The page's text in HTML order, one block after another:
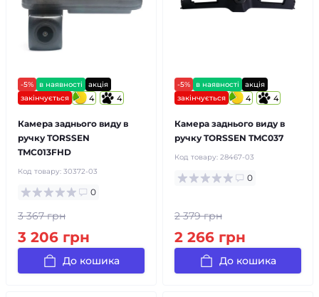
-5% в наявності
акція
закінчується
4 4
Камера заднього виду в
ручку TORSSEN
TMC013FHD
Код товару: 30372-03
0
3 367 грн
3 206 грн
До кошика
-5% в наявності
акція
закінчується
4 4
Камера заднього виду в
ручку TORSSEN TMC037
Код товару: 28467-03
0
2 379 грн
2 266 грн
До кошика